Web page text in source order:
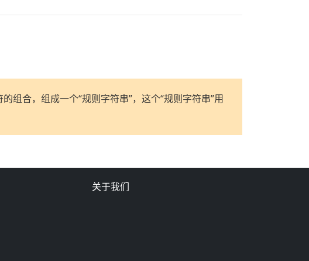
组合，组成一个“规则字符串”，这个“规则字符串”用
关于我们